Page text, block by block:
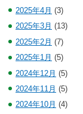
2025年4月 (3)
2025年3月 (13)
2025年2月 (7)
2025年1月 (5)
2024年12月 (5)
2024年11月 (5)
2024年10月 (4)